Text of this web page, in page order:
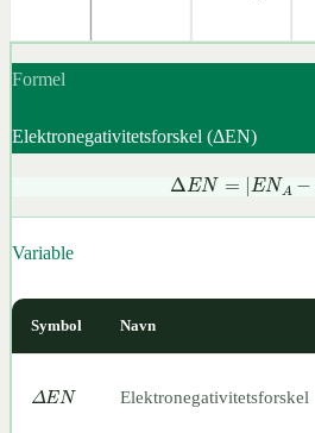
-2
Formel
Elektronegativitetsforskel (ΔEN)
ΔEN=|ENA−E
Variable
Symbol Navn
Δ EN
Elektronegativitetsforskel